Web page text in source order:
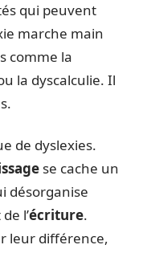
qui peuvent
marche main
comme la
la dyscalculie. Il
de dyslexies.
se cache un
désorganise
l’écriture.
leur différence,